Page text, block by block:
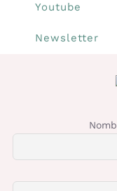
Youtube
Newsletter